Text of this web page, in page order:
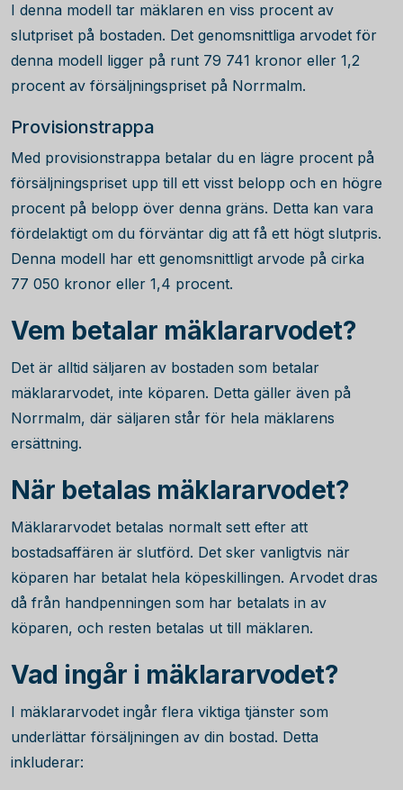
I denna modell tar mäklaren en viss procent av
slutpriset på bostaden. Det genomsnittliga arvodet för
denna modell ligger på runt 79 741 kronor eller 1,2
procent av försäljningspriset på Norrmalm.
Provisionstrappa
Med provisionstrappa betalar du en lägre procent på
försäljningspriset upp till ett visst belopp och en högre
procent på belopp över denna gräns. Detta kan vara
fördelaktigt om du förväntar dig att få ett högt slutpris.
Denna modell har ett genomsnittligt arvode på cirka
77 050 kronor eller 1,4 procent.
Vem betalar mäklararvodet?
Det är alltid säljaren av bostaden som betalar
mäklararvodet, inte köparen. Detta gäller även på
Norrmalm, där säljaren står för hela mäklarens
ersättning.
När betalas mäklararvodet?
Mäklararvodet betalas normalt sett efter att
bostadsaffären är slutförd. Det sker vanligtvis när
köparen har betalat hela köpeskillingen. Arvodet dras
då från handpenningen som har betalats in av
köparen, och resten betalas ut till mäklaren.
Vad ingår i mäklararvodet?
I mäklararvodet ingår flera viktiga tjänster som
underlättar försäljningen av din bostad. Detta
inkluderar: